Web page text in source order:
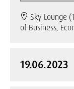
Sky Lounge
of Business,
19.06.2023